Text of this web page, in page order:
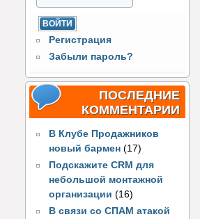
Регистрация
Забыли пароль?
ПОСЛЕДНИЕ
КОММЕНТАРИИ
В Клубе Продажников
новый бармен (17)
Подскажите CRM для
небольшой монтажной
организации (16)
В связи со СПАМ атакой